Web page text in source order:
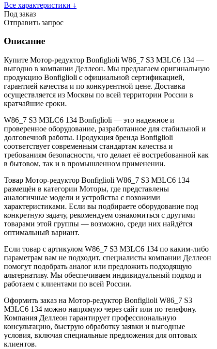
Все характеристики ↓
Под заказ
Отправить запрос
Описание
Купите Мотор-редуктор Bonfiglioli W86_7 S3 M3LC6 134 —
выгодно в компании Деллеон. Мы предлагаем оригинальную
продукцию Bonfiglioli с официальной сертификацией,
гарантией качества и по конкурентной цене. Доставка
осуществляется из Москвы по всей территории России в
кратчайшие сроки.
W86_7 S3 M3LC6 134 Bonfiglioli — это надежное и
проверенное оборудование, разработанное для стабильной и
долговечной работы. Продукция бренда Bonfiglioli
соответствует современным стандартам качества и
требованиям безопасности, что делает её востребованной как
в бытовом, так и в промышленном применении.
Товар Мотор-редуктор Bonfiglioli W86_7 S3 M3LC6 134
размещён в категории Моторы, где представлены
аналогичные модели и устройства с похожими
характеристиками. Если вы подбираете оборудование под
конкретную задачу, рекомендуем ознакомиться с другими
товарами этой группы — возможно, среди них найдётся
оптимальный вариант.
Если товар с артикулом W86_7 S3 M3LC6 134 по каким-либо
параметрам вам не подходит, специалисты компании Деллеон
помогут подобрать аналог или предложить подходящую
альтернативу. Мы обеспечиваем индивидуальный подход и
работаем с клиентами по всей России.
Оформить заказ на Мотор-редуктор Bonfiglioli W86_7 S3
M3LC6 134 можно напрямую через сайт или по телефону.
Компания Деллеон гарантирует профессиональную
консультацию, быструю обработку заявки и выгодные
условия, включая специальные предложения для оптовых
клиентов.